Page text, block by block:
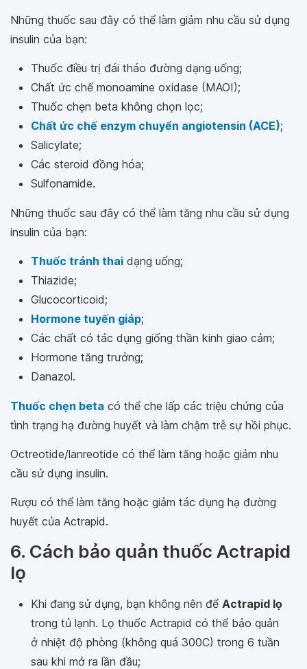
Những thuốc sau đây có thể làm giảm nhu cầu sử dụng
insulin của bạn:
Thuốc điều trị đái tháo đường dạng uống;
Chất ức chế monoamine oxidase (MAOI);
Thuốc chẹn beta không chọn lọc;
Chất ức chế enzym chuyển angiotensin (ACE);
Salicylate;
Các steroid đồng hóa;
Sulfonamide.
Những thuốc sau đây có thể làm tăng nhu cầu sử dụng
insulin của bạn:
Thuốc tránh thai dạng uống;
Thiazide;
Glucocorticoid;
Hormone tuyến giáp;
Các chất có tác dụng giống thần kinh giao cảm;
Hormone tăng trưởng;
Danazol.
Thuốc chẹn beta có thể che lấp các triệu chứng của
tình trạng hạ đường huyết và làm chậm trễ sự hồi phục.
Octreotide/lanreotide có thể làm tăng hoặc giảm nhu
cầu sử dụng insulin.
Rượu có thể làm tăng hoặc giảm tác dụng hạ đường
huyết của Actrapid.
6. Cách bảo quản thuốc Actrapid
lọ
Khi đang sử dụng, bạn không nên để Actrapid lọ
trong tủ lạnh. Lọ thuốc Actrapid có thể bảo quản
ở nhiệt độ phòng (không quá 300C) trong 6 tuần
sau khi mở ra lần đầu;